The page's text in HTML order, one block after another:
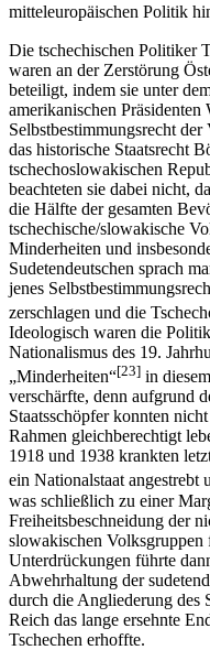
mitteleuropäischen Politik
Die tschechischen Politiker
waren an der Zerstörung
beteiligt, indem sie unter
amerikanischen
Selbstbestimmungsrecht
das historische Staatsrecht
tschechoslowakischen
beachteten sie dabei nicht,
die Hälfte der gesamten
tschechische/slowakische
Minderheiten und
Sudetendeutschen sprach
jenes
zerschlagen und die
Ideologisch waren die
Nationalismus des 19.
„Minderheiten“[23] in
verschärfte, denn aufgrund
Staatsschöpfer konnten
Rahmen gleichberechtigt
1918 und 1938 krankten
ein Nationalstaat
was schließlich zu einer
Freiheitsbeschneidung der
slowakischen
Unterdrückungen führte
Abwehrhaltung der
durch die Angliederung des
Reich das lange ersehnte
Tschechen erhoffte.